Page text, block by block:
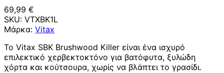
69,99 €
SKU: VTXBK1L
Μάρκα: Vitax
Το Vitax SBK Brushwood Killer είναι ένα ισχυρό
επιλεκτικό χερβεκτοκτόνο για βατόφυτα, ξυλώδη
χόρτα και κούτσουρα, χωρίς να βλάπτει το γρασίδι.